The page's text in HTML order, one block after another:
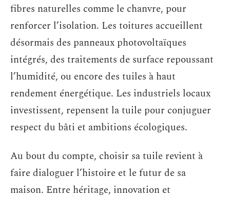
fibres naturelles comme le chanvre, pour
renforcer l’isolation. Les toitures accueillent
désormais des panneaux photovoltaïques
intégrés, des traitements de surface repoussant
l’humidité, ou encore des tuiles à haut
rendement énergétique. Les industriels locaux
investissent, repensent la tuile pour conjuguer
respect du bâti et ambitions écologiques.
Au bout du compte, choisir sa tuile revient à
faire dialoguer l’histoire et le futur de sa
maison. Entre héritage, innovation et